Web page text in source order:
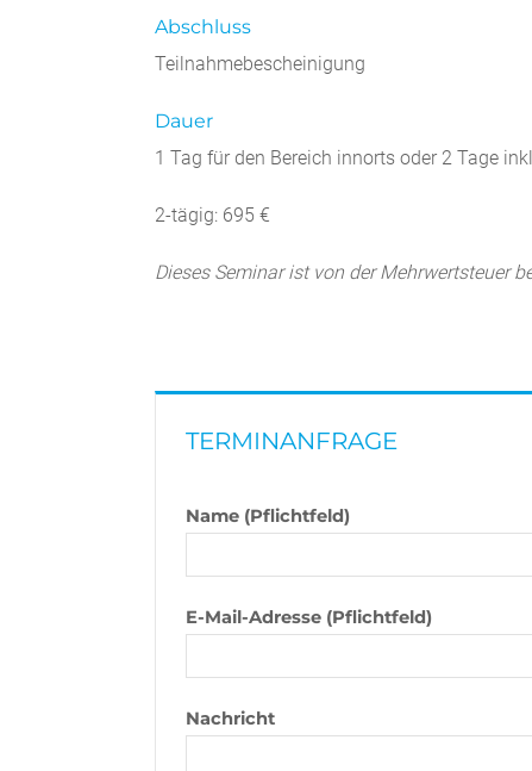
Abschluss
Teilnahmebescheinigung
Dauer
1 Tag für den Bereich innorts oder 2 Tage
2-tägig: 695 €
Dieses Seminar ist von der Mehrwertsteuer
TERMINANFRAGE
Name (Pflichtfeld)
E-Mail-Adresse (Pflichtfeld)
Nachricht